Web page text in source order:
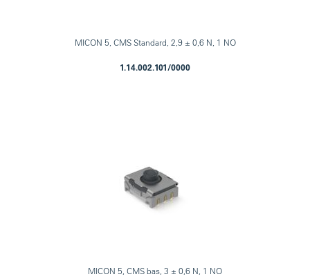
MICON 5, CMS Standard, 2,9 ± 0,6 N, 1 NO
1.14.002.101/0000
MICON 5, CMS bas, 3 ± 0,6 N, 1 NO